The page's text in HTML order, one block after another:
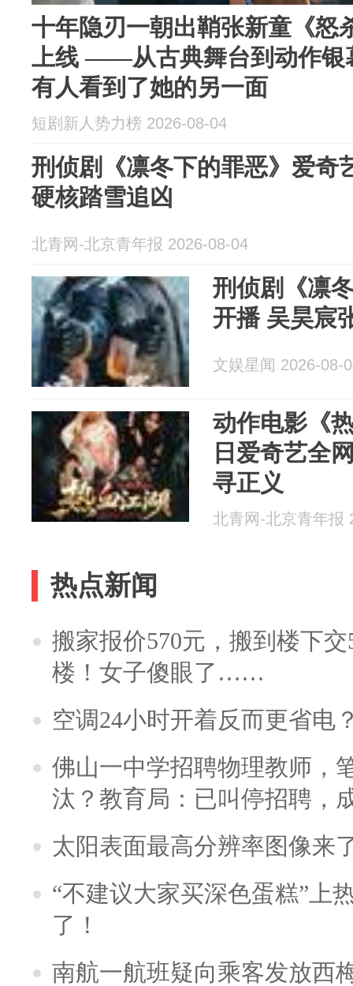
十年隐刃一朝出鞘张新童《怒
上线 ——从古典舞台到动作银
有人看到了她的另一面
短剧新人势力榜 2026-08-04
刑侦剧《凛冬下的罪恶》爱奇
硬核踏雪追凶
北青网-北京青年报 2026-08-04
刑侦剧《凛
开播 吴昊宸
文娱星闻 2026-08-
动作电影《
日爱奇艺全
寻正义
北青网-北京青年报
热点新闻
搬家报价570元，搬到楼下
楼！女子傻眼了……
空调24小时开着反而更省电
佛山一中学招聘物理教师，
汰？教育局：已叫停招聘，
太阳表面最高分辨率图像来
“不建议大家买深色蛋糕”上
了！
南航一航班疑向乘客发放西